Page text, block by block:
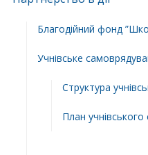
Благодійний фонд
Учнівське
Структура
План